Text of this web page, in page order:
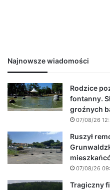
Najnowsze wiadomości
Rodzice
fontanny.
groźnych
07/08/26
Ruszył
07/08/26
Tragiczny